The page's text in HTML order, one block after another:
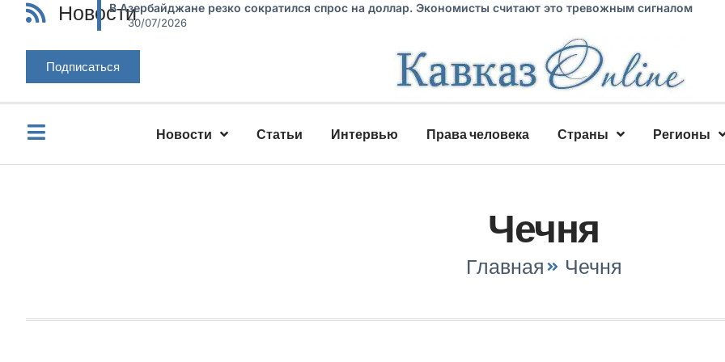
НовостиВ Азербайджане резко сократился спрос на доллар. Экономисты считают это тревожным сигналом
30/07/2026
Подписаться
Новости Статьи Интервью Права человека Страны Регионы
Чечня
Главная Чечня